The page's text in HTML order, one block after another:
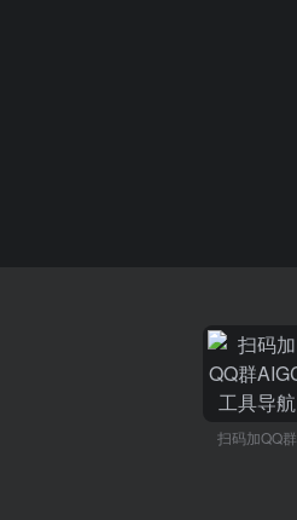
扫码加QQ群